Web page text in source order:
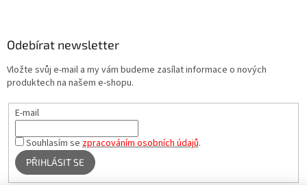
Odebírat newsletter
Vložte svůj e-mail a my vám budeme zasílat informace o nových
produktech na našem e-shopu.
E-mail
Souhlasím sezpracováním osobních údajů.
PŘIHLÁSIT SE